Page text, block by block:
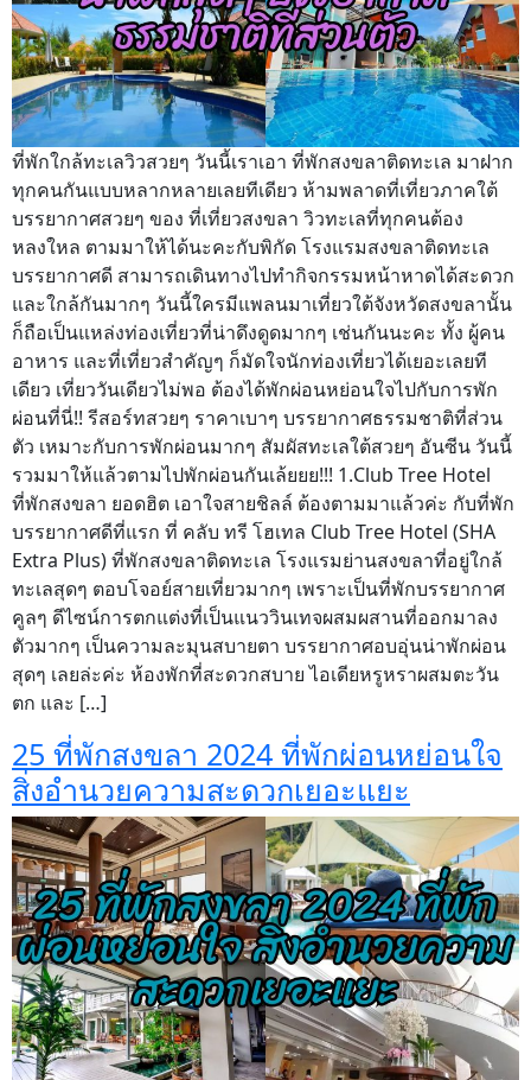
ที่พักใกล้ทะเลวิวสวยๆ วันนี้เราเอา ที่พักสงขลาติดทะเล มาฝาก
ทุกคนกันแบบหลากหลายเลยทีเดียว ห้ามพลาดที่เที่ยวภาคใต้
บรรยากาศสวยๆ ของ ที่เที่ยวสงขลา วิวทะเลที่ทุกคนต้อง
หลงใหล ตามมาให้ได้นะคะกับพิกัด โรงแรมสงขลาติดทะเล
บรรยากาศดี สามารถเดินทางไปทำกิจกรรมหน้าหาดได้สะดวก
และใกล้กันมากๆ วันนี้ใครมีแพลนมาเที่ยวใต้จังหวัดสงขลานั้น
ก็ถือเป็นแหล่งท่องเที่ยวที่น่าดึงดูดมากๆ เช่นกันนะคะ ทั้ง ผู้คน
อาหาร และที่เที่ยวสำคัญๆ ก็มัดใจนักท่องเที่ยวได้เยอะเลยที
เดียว เที่ยววันเดียวไม่พอ ต้องได้พักผ่อนหย่อนใจไปกับการพัก
ผ่อนที่นี่!! รีสอร์ทสวยๆ ราคาเบาๆ บรรยากาศธรรมชาติที่ส่วน
ตัว เหมาะกับการพักผ่อนมากๆ สัมผัสทะเลใต้สวยๆ อันซีน วันนี้
รวมมาให้แล้วตามไปพักผ่อนกันเล้ยยย!!! 1.Club Tree Hotel
ที่พักสงขลา ยอดฮิต เอาใจสายชิลล์ ต้องตามมาแล้วค่ะ กับที่พัก
บรรยากาศดีที่แรก ที่ คลับ ทรี โฮเทล Club Tree Hotel (SHA
Extra Plus) ที่พักสงขลาติดทะเล โรงแรมย่านสงขลาที่อยู่ใกล้
ทะเลสุดๆ ตอบโจอย์สายเที่ยวมากๆ เพราะเป็นที่พักบรรยากาศ
คูลๆ ดีไซน์การตกแต่งที่เป็นแนววินเทจผสมผสานที่ออกมาลง
ตัวมากๆ เป็นความละมุนสบายตา บรรยากาศอบอุ่นน่าพักผ่อน
สุดๆ เลยล่ะค่ะ ห้องพักที่สะดวกสบาย ไอเดียหรูหราผสมตะวัน
ตก และ […]
25 ที่พักสงขลา 2024 ที่พักผ่อนหย่อนใจ
สิ่งอำนวยความสะดวกเยอะแยะ